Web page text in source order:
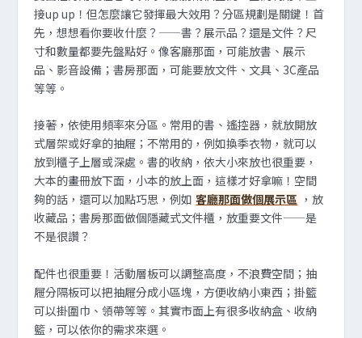
接up up！但怎麼讓它發揮最大效用？分區規劃是關鍵！首
先，想想看你要收什麼？——書？展示品？還是文件？尺
寸和數量都要先盤點好。像客廳那面，可能放書、展示
品、影音設備；書房那面，可能要放文件、文具、3C產品
等等。
接著，依使用頻率來分區。常用的書、遙控器，就放開放
式層架或好拿的抽屜；不常用的，例如換季衣物，就可以
放到櫃子上層或深處。書的收納，依大小來放也很重要，
大本的畫冊放下面，小本的放上面，這樣才好拿嘛！空間
夠的話，還可以加點巧思，例如 客廳那面做個展示區 ，放
收藏品；書房那面做個隱藏式文件櫃，放重要文件——是
不是很讚？
配件也很重要！活動層板可以調整高度，不浪費空間；抽
屜分隔板可以把抽屜分成小區塊，方便收納小東西；掛籃
可以掛圍巾、領帶等等。其實市面上有很多收納盒、收納
籃，可以依你的需求來選。